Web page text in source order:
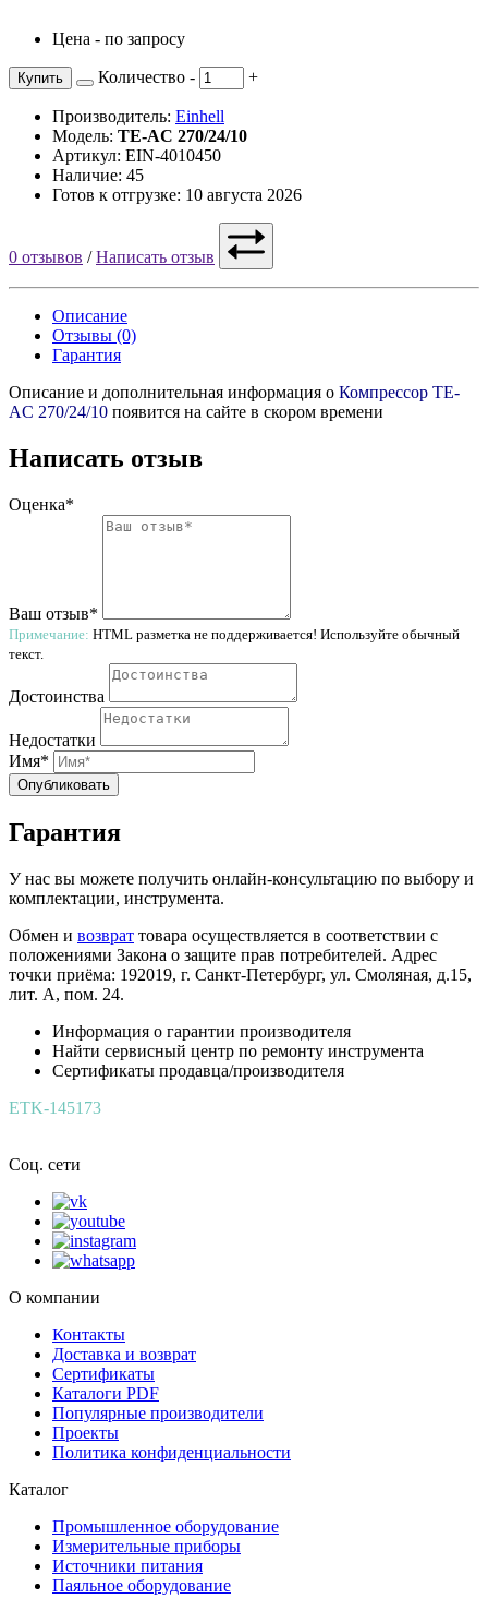
Цена - по запросу
Купить Количество - +
Производитель: Einhell
Модель: TE-AC 270/24/10
Артикул: EIN-4010450
Наличие: 45
Готов к отгрузке: 10 августа 2026
0 отзывов /Написать отзыв
Описание
Отзывы (0)
Гарантия
Описание и дополнительная информация о Компрессор TE-
AC 270/24/10 появится на сайте в скором времени
Написать отзыв
Оценка*
Ваш отзыв*
Примечание: HTML разметка не поддерживается! Используйте обычный
текст.
Достоинства
Недостатки
Имя*
Опубликовать
Гарантия
У нас вы можете получить онлайн-консультацию по выбору и
комплектации, инструмента.
Обмен и возврат товара осуществляется в соответствии с
положениями Закона о защите прав потребителей. Адрес
точки приёма: 192019, г. Санкт-Петербург, ул. Смоляная, д.15,
лит. А, пом. 24.
Информация о гарантии производителя
Найти сервисный центр по ремонту инструмента
Сертификаты продавца/производителя
ETK-145173
Соц. сети
О компании
Контакты
Доставка и возврат
Сертификаты
Каталоги PDF
Популярные производители
Проекты
Политика конфиденциальности
Каталог
Промышленное оборудование
Измерительные приборы
Источники питания
Паяльное оборудование